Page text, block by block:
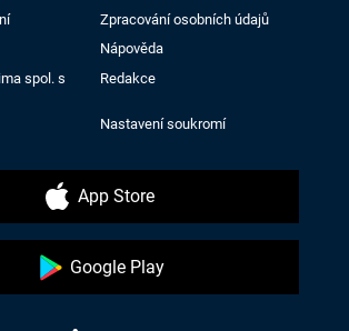
Zpracování osobních údajů
Nápověda
spol. s
Redakce
Nastavení soukromí
App Store
Google Play